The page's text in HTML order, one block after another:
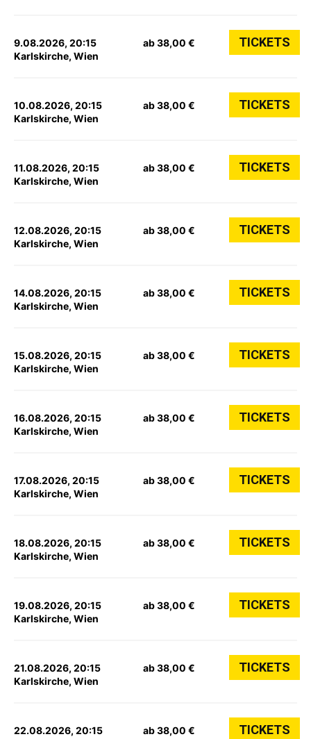
9.08.2026, 20:15
Karlskirche, Wien
ab 38,00 € TICKETS
10.08.2026, 20:15
Karlskirche, Wien
ab 38,00 € TICKETS
11.08.2026, 20:15
Karlskirche, Wien
ab 38,00 € TICKETS
12.08.2026, 20:15
Karlskirche, Wien
ab 38,00 € TICKETS
14.08.2026, 20:15
Karlskirche, Wien
ab 38,00 € TICKETS
15.08.2026, 20:15
Karlskirche, Wien
ab 38,00 € TICKETS
16.08.2026, 20:15
Karlskirche, Wien
ab 38,00 € TICKETS
17.08.2026, 20:15
Karlskirche, Wien
ab 38,00 € TICKETS
18.08.2026, 20:15
Karlskirche, Wien
ab 38,00 € TICKETS
19.08.2026, 20:15
Karlskirche, Wien
ab 38,00 € TICKETS
21.08.2026, 20:15
Karlskirche, Wien
ab 38,00 € TICKETS
22.08.2026, 20:15
ab 38,00 € TICKETS